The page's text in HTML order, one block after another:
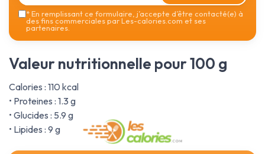
*En remplissant ce formulaire, j’accepte d’être contacté(e) à
des fins commerciales par Les-calories.com et ses
partenaires.
Valeur nutritionnelle pour 100 g
Calories : 110 kcal
• Proteines : 1.3 g
• Glucides : 5.9 g
• Lipides : 9 g